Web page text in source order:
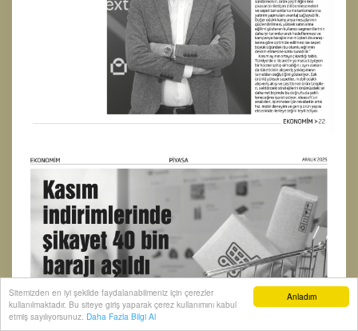
Anladım
Sitemizden en iyi şekilde faydalanabilmeniz için çerezler
kullanılmaktadır. Bu siteye giriş yaparak çerez kullanımını kabul
etmiş sayılıyorsunuz. Daha Fazla Bilgi Al